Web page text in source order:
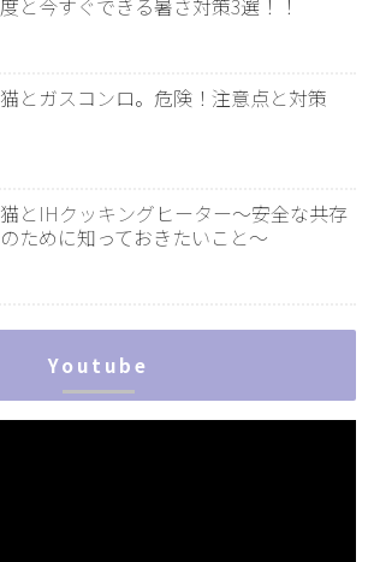
猫とガスコンロ。危険！注意点と対策
猫とIHクッキングヒーター～安全な共存
のために知っておきたいこと～
Youtube